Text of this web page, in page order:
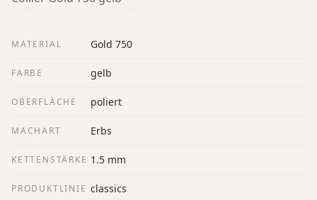
MATERIAL Gold 750
FARBE gelb
OBERFLÄCHE poliert
MACHART Erbs
KETTENSTÄRKE 1.5 mm
PRODUKTLINIE classics